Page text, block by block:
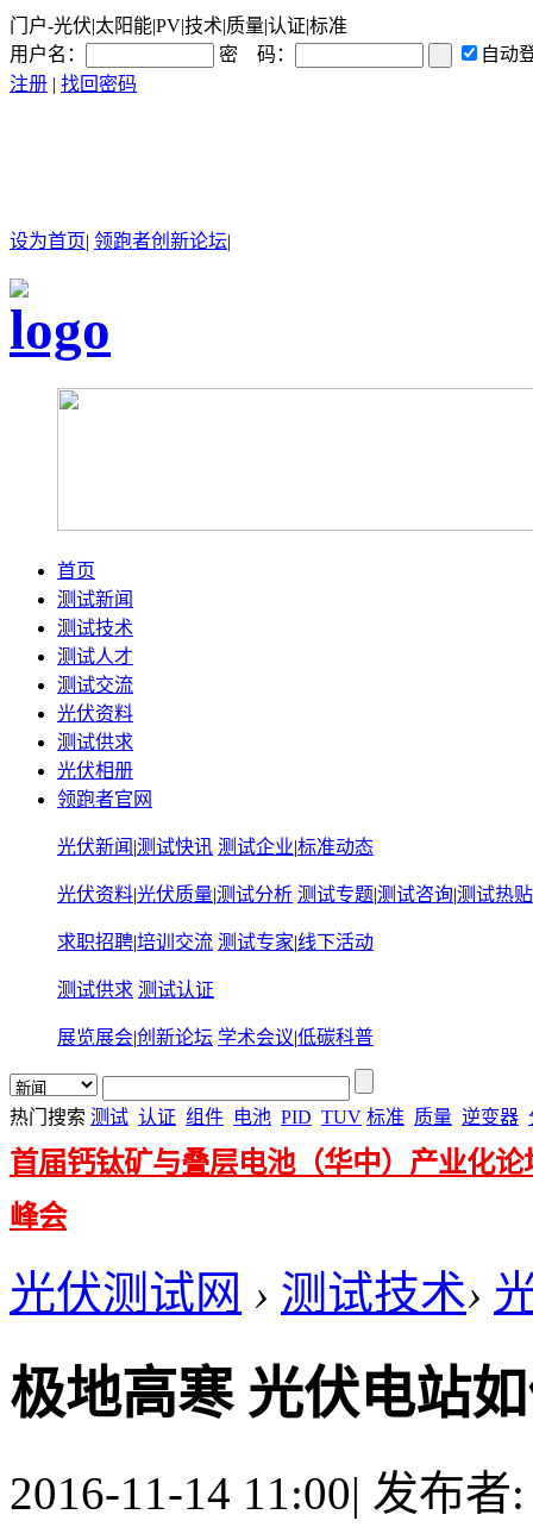
门户-光伏|太阳能|PV|技术|质量|认证|标准
用户名：
密 码：
自动
注册 | 找回密码
设为首页| 领跑者创新论坛|
首页
测试新闻
测试技术
测试人才
测试交流
光伏资料
测试供求
光伏相册
领跑者官网
光伏新闻 |测试快讯 测试企业|标准动态
光伏资料|光伏质量|测试分析 测试专题|测试咨询|测试热贴
求职招聘|培训交流 测试专家|线下活动
测试供求 测试认证
展览展会|创新论坛 学术会议|低碳科普
热门搜索 测试 认证 组件 电池 PID TUV 标准 质量 逆变器
首届钙钛矿与叠层电池（华中）产业化论
峰会
光伏测试网 › 测试技术›
极地高寒 光伏电站
2016-11-14 11:00| 发布者